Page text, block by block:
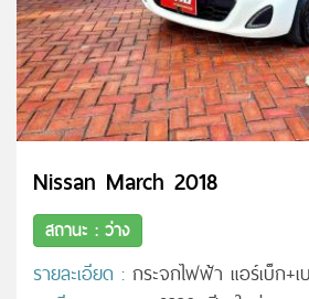
Nissan March 2018
สถานะ : ว่าง
รายละเอียด : กระจกไฟฟ้า แอร์เบ็ก+เ